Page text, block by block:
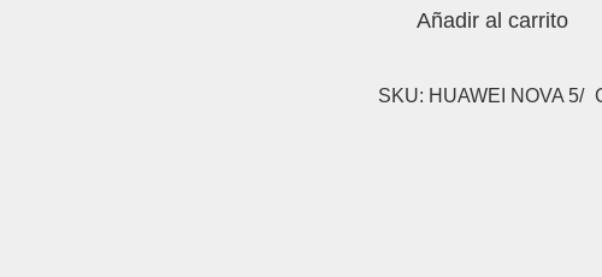
Añadir al carrito
SKU: HUAWEI NOVA 5/